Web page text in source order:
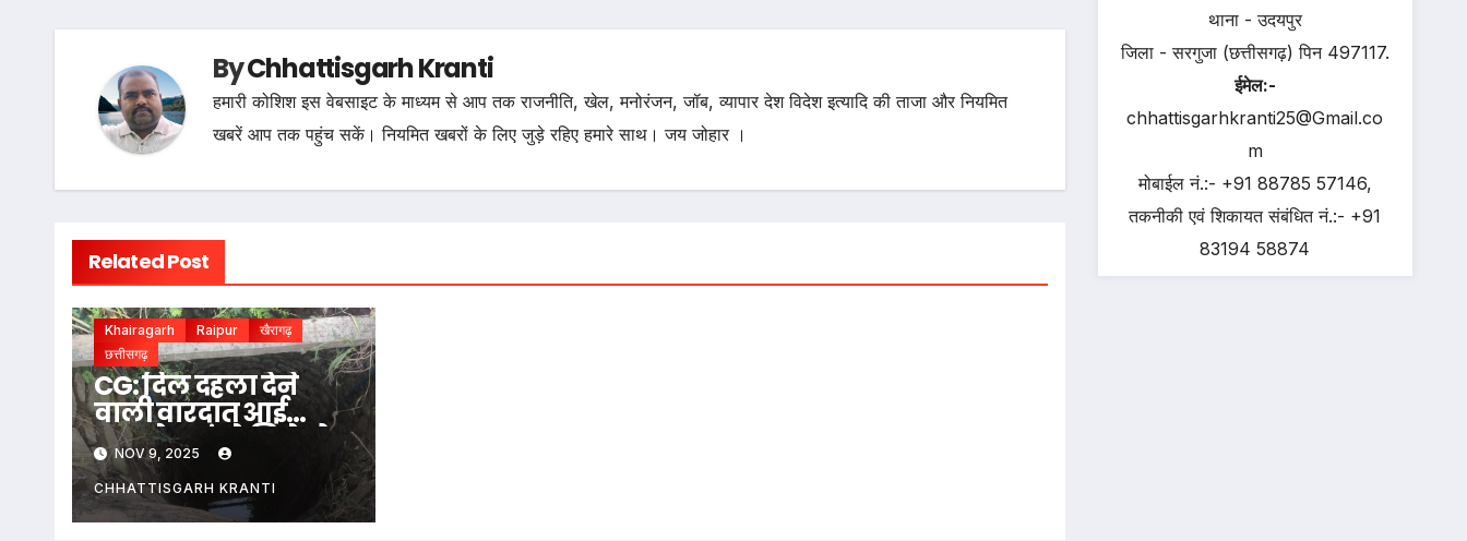
ByChhattisgarh Kranti
हमारी कोशिश इस वेबसाइट के माध्यम से आप तक राजनीति, खेल, मनोरंजन, जॉब, व्यापार देश विदेश इत्यादि की ताजा और नियमित
खबरें आप तक पहुंच सकें। नियमित खबरों के लिए जुड़े रहिए हमारे साथ। जय जोहार ।
Related Post
Khairagarh Raipur
खैरागढ़
छत्तीसगढ़
CG: दिल दहला देने
वाली वारदात आई
सामने, कुएं से मिले दो
मासूम भाई-बहन के
शव, कपड़े से बंधा मिला
मुंह
NOV 9, 2025
CHHATTISGARH KRANTI
थाना - उदयपुर
जिला - सरगुजा (छत्तीसगढ़) पिन 497117.
ईमेल:-
chhattisgarhkranti25@Gmail.co
m
मोबाईल नं.:- +91 88785 57146,
तकनीकी एवं शिकायत संबंधित नं.:- +91
83194 58874